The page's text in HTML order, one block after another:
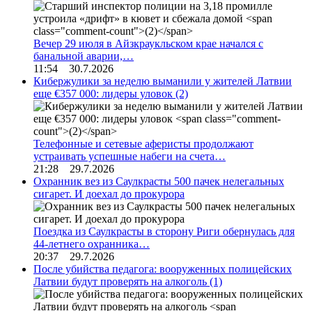
Вечер 29 июля в Айзкраукльском крае начался с
банальной аварии,…
11:54 30.7.2026
Кибержулики за неделю выманили у жителей Латвии
еще €357 000: лидеры уловок (2)
Телефонные и сетевые аферисты продолжают
устраивать успешные набеги на счета…
21:28 29.7.2026
Охранник вез из Саулкрасты 500 пачек нелегальных
сигарет. И доехал до прокурора
Поездка из Саулкрасты в сторону Риги обернулась для
44-летнего охранника…
20:37 29.7.2026
После убийства педагога: вооруженных полицейских
Латвии будут проверять на алкоголь (1)